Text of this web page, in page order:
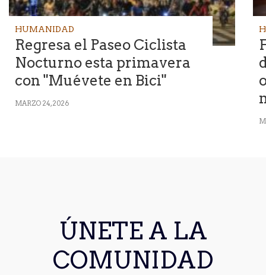
HUMANIDAD
Regresa el Paseo Ciclista
Nocturno esta primavera
con "Muévete en Bici"
MARZO 24, 2026
ÚNETE A LA
COMUNIDAD